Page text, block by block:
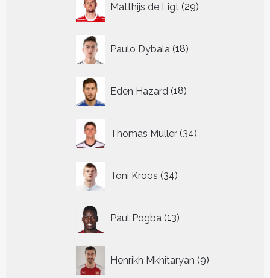
Matthijs de Ligt 29
producten
Paulo Dybala 18
producten
Eden Hazard 18
producten
Thomas Muller 34
producten
Toni Kroos 34
producten
Paul Pogba 13
producten
Henrikh Mkhitaryan 9
producten